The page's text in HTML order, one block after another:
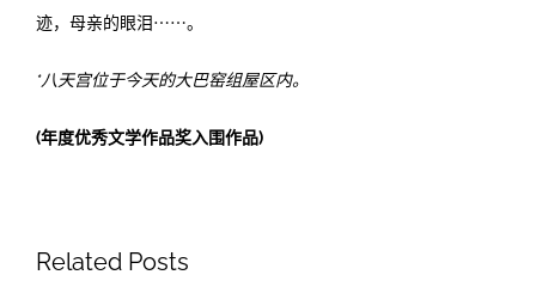
迹，母亲的眼泪⋯⋯。
*八天宫位于今天的大巴窑组屋区内。
(年度优秀文学作品奖入围作品)
Related Posts